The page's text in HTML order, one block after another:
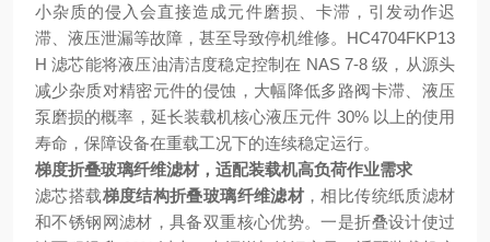
小杂质的侵入会直接造成元件磨损、卡滞，引发动作迟
滞、液压泄漏等故障，甚至导致停机维修。HC4704FKP13
H 滤芯能将液压油清洁度稳定控制在 NAS 7-8 级，从源头
减少杂质对精密元件的侵蚀，大幅降低多路阀卡滞、液压
泵磨损的概率，延长装载机核心液压元件 30% 以上的使用
寿命，保障设备在重载工况下的连续稳定运行。
梯度折叠玻璃纤维滤材，适配装载机高负荷作业需求
滤芯搭载梯度结构折叠玻璃纤维滤材 ，相比传统纸质滤材
和不锈钢网滤材，具备双重核心优势。一是折叠设计使过